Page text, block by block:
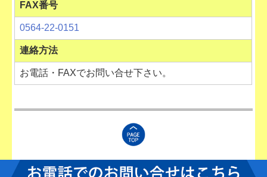
FAX番号
0564-22-0151
連絡方法
お電話・FAXでお問い合せ下さい。
Copyright (c) 2025 - 2026 医療法人 桐渕眼科 All Rights Reserved.